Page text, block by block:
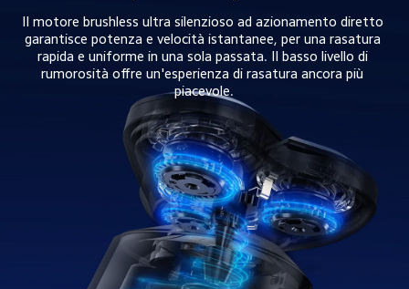
Il motore brushless ultra silenzioso ad azionamento diretto
garantisce potenza e velocità istantanee, per una rasatura
rapida e uniforme in una sola passata. Il basso livello di
rumorosità offre un'esperienza di rasatura ancora più
piacevole.